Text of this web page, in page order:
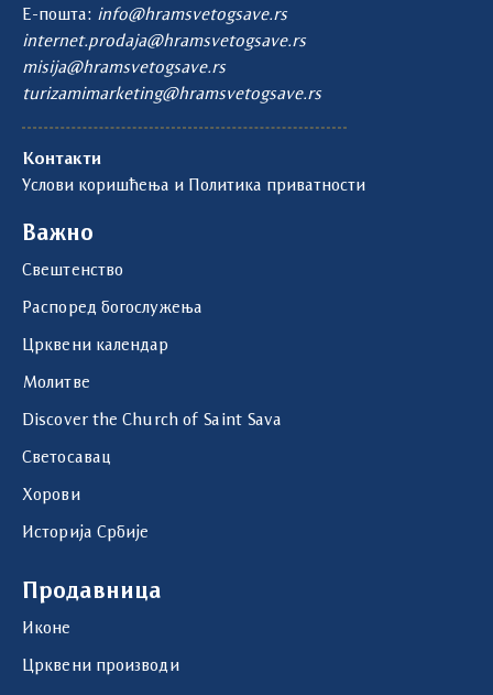
Е-пошта: info@hramsvetogsave.rs
internet.prodaja@hramsvetogsave.rs
misija@hramsvetogsave.rs
turizamimarketing@hramsvetogsave.rs
Контакти
Услови коришћења и Политика приватности
Важно
Свештенство
Распоред богослужења
Црквени календар
Молитве
Discover the Church of Saint Sava
Светосавац
Хорови
Историја Србије
Продавница
Иконе
Црквени производи